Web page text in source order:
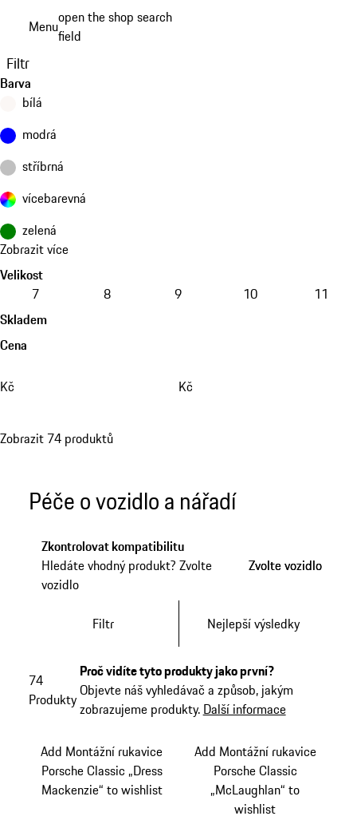
obsahu
Menuopen the shop search
field
Filtr
Barva
bílá
modrá
stříbrná
vícebarevná
zelená
Zobrazit více
Velikost
7
8 9 10
11
Skladem
Cena
Kč Kč
Zobrazit 74 produktů
Péče o vozidlo a nářadí
Zkontrolovat kompatibilitu
Hledáte vhodný produkt? Zvolte
vozidlo
Zvolte vozidlo
Zvolte vozidlo
Filtr Nejlepší výsledky
74
Produkty
Proč vidíte tyto produkty jako první?
Objevte náš vyhledávač a způsob, jakým
zobrazujeme produkty. Další informace
Add Montážní rukavice
Porsche Classic „Dress
Mackenzie“ to wishlist
Add Montážní rukavice
Porsche Classic
„McLaughlan“ to
wishlist